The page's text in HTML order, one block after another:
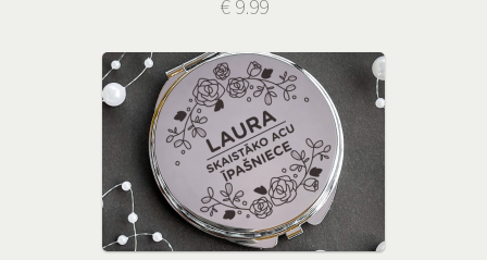
€ 9.99